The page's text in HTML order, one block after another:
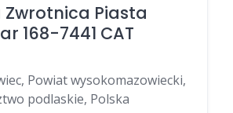
Zwrotnica Piasta
168-7441 CAT
Powiat wysokomazowiecki,
podlaskie, Polska